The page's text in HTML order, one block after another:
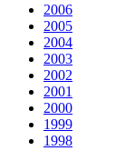
2006
2005
2004
2003
2002
2001
2000
1999
1998